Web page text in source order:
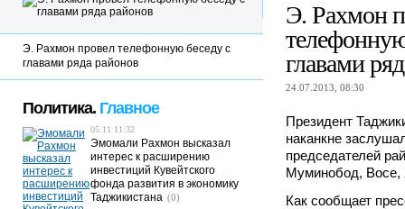
Э. Рахмон
главами
24.07.2013, 08:30
Президент
наканкне
председателей
Муминобод, Восе,
Как сообщает
Э. Рахмон провел телефонную беседу с
главами ряда районов
Политика. Главное
05.11 11:32
Эмомали Рахмон высказал
интерес к расширению
инвестиций Кувейтского
фонда развития в экономику
Таджикистана (0)